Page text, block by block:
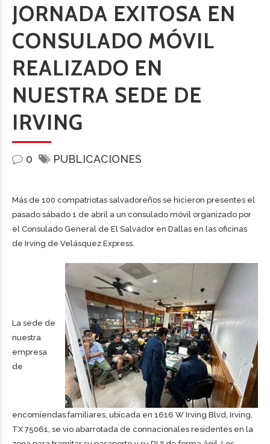
JORNADA EXITOSA EN
CONSULADO MÓVIL
REALIZADO EN
NUESTRA SEDE DE
IRVING
0 PUBLICACIONES
Más de 100 compatriotas salvadoreños se hicieron presentes el
pasado sábado 1 de abril a un consulado móvil organizado por
el Consulado General de El Salvador en Dallas en las oficinas
de Irving de Velásquez Express.
La sede de
nuestra
empresa
de
encomiendas familiares, ubicada en 1616 W Irving Blvd, Irving,
TX 75061, se vio abarrotada de connacionales residentes en la